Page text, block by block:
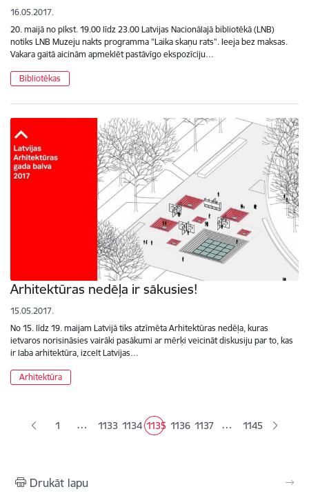
16.05.2017.
20. maijā no plkst. 19.00 līdz 23.00 Latvijas Nacionālajā bibliotēkā (LNB)
notiks LNB Muzeju nakts programma "Laika skaņu rats". Ieeja bez maksas.
Vakara gaitā aicinām apmeklēt pastāvīgo ekspozīciju…
Bibliotēkas
Arhitektūras nedēļa ir sākusies!
15.05.2017.
No 15. līdz 19. maijam Latvijā tiks atzīmēta Arhitektūras nedēļa, kuras
ietvaros norisināsies vairāki pasākumi ar mērķi veicināt diskusiju par to, kas
ir laba arhitektūra, izcelt Latvijas…
Arhitektūra
1 … Lapa
1133 Lapa
1134 Pašreizējā lapa
1135 Lapa
1136 Lapa
1137 … 1145
Drukāt lapu